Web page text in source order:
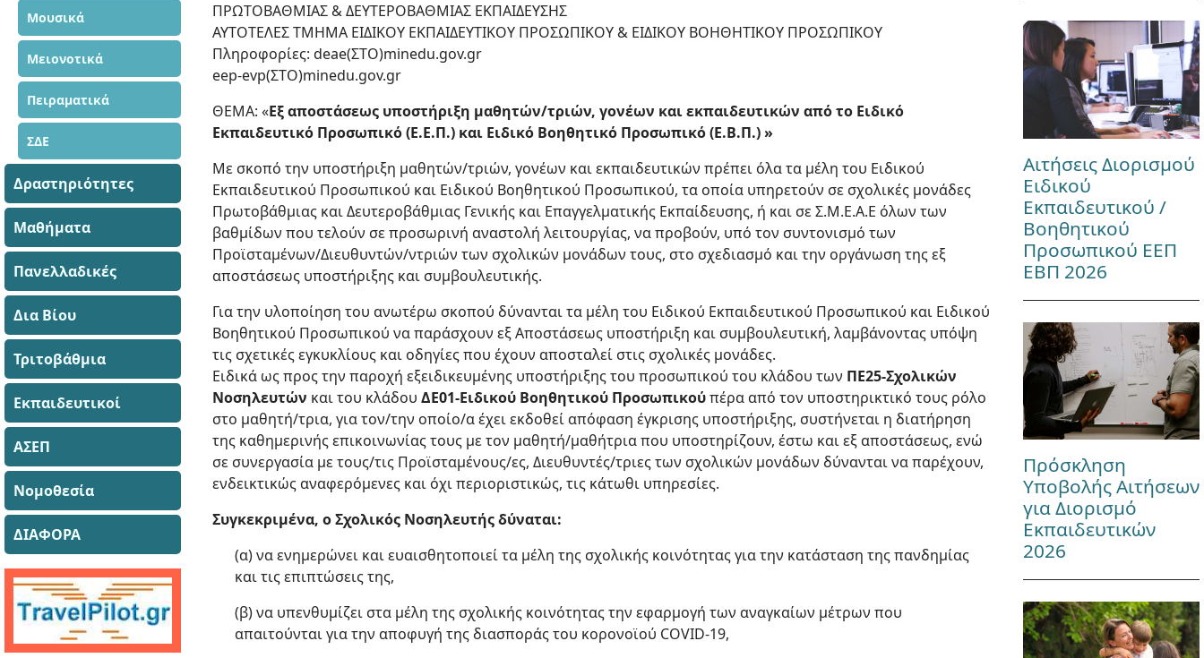
Μουσικά
Μειονοτικά
Πειραματικά
ΣΔΕ
Δραστηριότητες
Μαθήματα
Πανελλαδικές
Δια Βίου
Τριτοβάθμια
Εκπαιδευτικοί
ΑΣΕΠ
Νομοθεσία
ΔΙΑΦΟΡΑ
ΠΡΩΤΟΒΑΘΜΙΑΣ & ΔΕΥΤΕΡΟΒΑΘΜΙΑΣ ΕΚΠΑΙΔΕΥΣΗΣ
ΑΥΤΟΤΕΛΕΣ ΤΜΗΜΑ ΕΙΔΙΚΟΥ ΕΚΠΑΙΔΕΥΤΙΚΟΥ ΠΡΟΣΩΠΙΚΟΥ & ΕΙΔΙΚΟΥ ΒΟΗΘΗΤΙΚΟΥ ΠΡΟΣΩΠΙΚΟΥ
Πληροφορίες: deae(ΣΤΟ)minedu.gov.gr
eep-evp(ΣΤΟ)minedu.gov.gr
ΘΕΜΑ: «Εξ αποστάσεως υποστήριξη μαθητών/τριών, γονέων και εκπαιδευτικών από το Ειδικό
Εκπαιδευτικό Προσωπικό (Ε.Ε.Π.) και Ειδικό Βοηθητικό Προσωπικό (Ε.Β.Π.) »
Με σκοπό την υποστήριξη μαθητών/τριών, γονέων και εκπαιδευτικών πρέπει όλα τα μέλη του Ειδικού
Εκπαιδευτικού Προσωπικού και Ειδικού Βοηθητικού Προσωπικού, τα οποία υπηρετούν σε σχολικές μονάδες
Πρωτοβάθμιας και Δευτεροβάθμιας Γενικής και Επαγγελματικής Εκπαίδευσης, ή και σε Σ.Μ.Ε.Α.Ε όλων των
βαθμίδων που τελούν σε προσωρινή αναστολή λειτουργίας, να προβούν, υπό τον συντονισμό των
Προϊσταμένων/Διευθυντών/ντριών των σχολικών μονάδων τους, στο σχεδιασμό και την οργάνωση της εξ
αποστάσεως υποστήριξης και συμβουλευτικής.
Για την υλοποίηση του ανωτέρω σκοπού δύνανται τα μέλη του Ειδικού Εκπαιδευτικού Προσωπικού και Ειδικού
Βοηθητικού Προσωπικού να παράσχουν εξ Αποστάσεως υποστήριξη και συμβουλευτική, λαμβάνοντας υπόψη
τις σχετικές εγκυκλίους και οδηγίες που έχουν αποσταλεί στις σχολικές μονάδες.
Ειδικά ως προς την παροχή εξειδικευμένης υποστήριξης του προσωπικού του κλάδου των ΠΕ25-Σχολικών
Νοσηλευτών και του κλάδουΔΕ01-Ειδικού Βοηθητικού Προσωπικούπέρα από τον υποστηρικτικό τους ρόλο
στο μαθητή/τρια, για τον/την οποίο/α έχει εκδοθεί απόφαση έγκρισης υποστήριξης, συστήνεται η διατήρηση
της καθημερινής επικοινωνίας τους με τον μαθητή/μαθήτρια που υποστηρίζουν, έστω και εξ αποστάσεως, ενώ
σε συνεργασία με τους/τις Προϊσταμένους/ες, Διευθυντές/τριες των σχολικών μονάδων δύνανται να παρέχουν,
ενδεικτικώς αναφερόμενες και όχι περιοριστικώς, τις κάτωθι υπηρεσίες.
Συγκεκριμένα, ο Σχολικός Νοσηλευτής δύναται:
(α) να ενημερώνει και ευαισθητοποιεί τα μέλη της σχολικής κοινότητας για την κατάσταση της πανδημίας
και τις επιπτώσεις της,
(β) να υπενθυμίζει στα μέλη της σχολικής κοινότητας την εφαρμογή των αναγκαίων μέτρων που
απαιτούνται για την αποφυγή της διασποράς του κορονοϊού COVID-19,
Αιτήσεις Διορισμού
Ειδικού
Εκπαιδευτικού /
Βοηθητικού
Προσωπικού ΕΕΠ
ΕΒΠ 2026
Πρόσκληση
Υποβολής Αιτήσεων
για Διορισμό
Εκπαιδευτικών
2026